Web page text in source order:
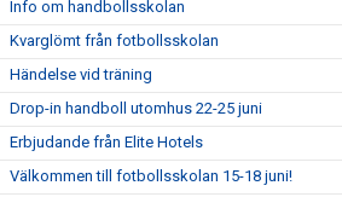
Info om handbollsskolan
Kvarglömt från fotbollsskolan
Händelse vid träning
Drop-in handboll utomhus 22-25 juni
Erbjudande från Elite Hotels
Välkommen till fotbollsskolan 15-18 juni!